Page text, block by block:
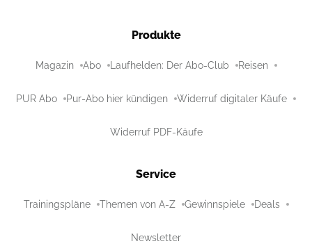
Produkte
Magazin Abo Laufhelden: Der Abo-Club Reisen
PUR Abo Pur-Abo hier kündigen Widerruf digitaler Käufe
Widerruf PDF-Käufe
Service
Trainingspläne Themen von A-Z Gewinnspiele Deals
Newsletter